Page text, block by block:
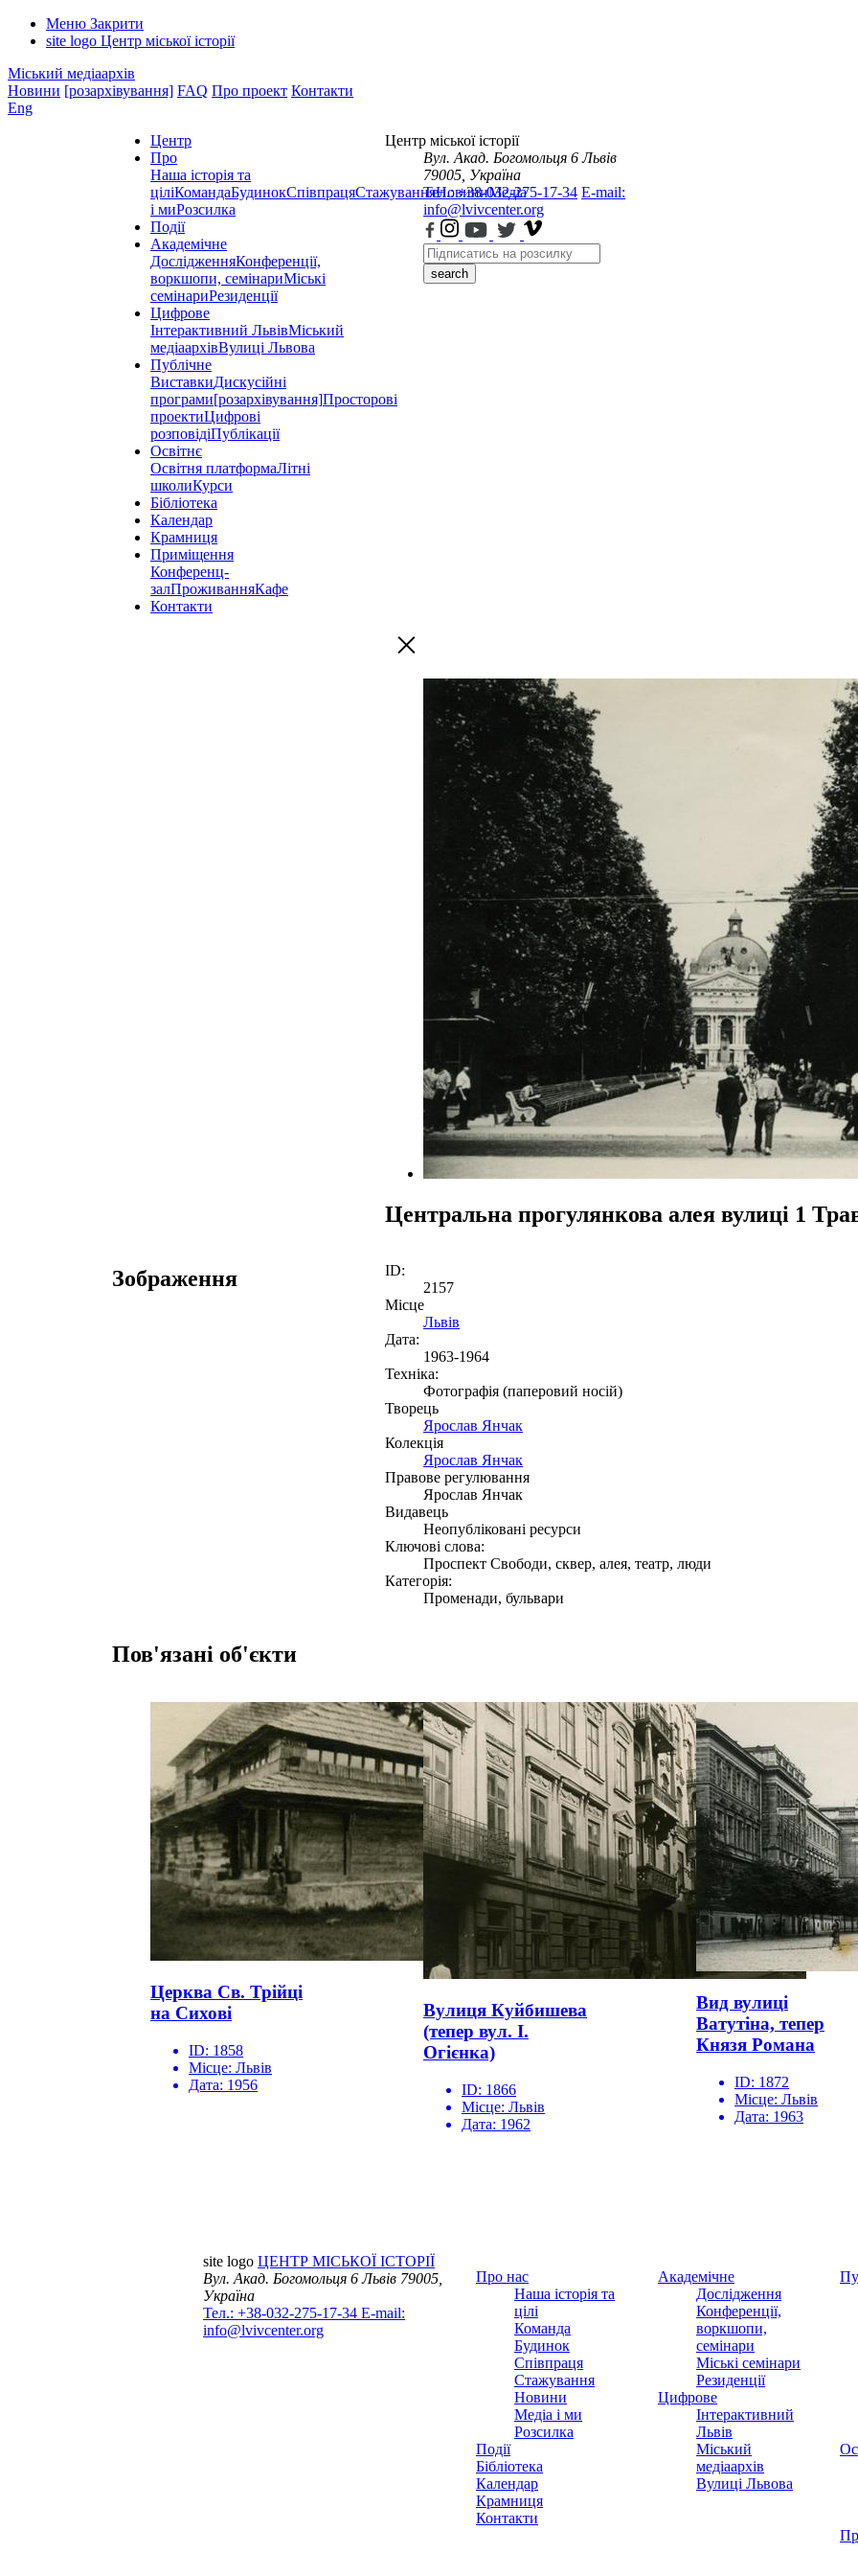
Меню Закрити
site logo Центр міської історії
Міський медіаархів
Новини [розархівування] FAQ Про проект Контакти
Eng
Центр
Про
Наша історія та
ціліКомандаБудинокСпівпрацяСтажуванняНовиниМедіа
і миРозсилка
Події
Академічне
ДослідженняКонференції,
воркшопи, семінариМіські
семінариРезиденції
Цифрове
Інтерактивний ЛьвівМіський
медіаархівВулиці Львова
Публічне
ВиставкиДискусійні
програми[розархівування]Просторові
проектиЦифрові
розповідіПублікації
Освітнє
Освітня платформаЛітні
школиКурси
Бібліотека
Календар
Крамниця
Приміщення
Конференц-
залПроживанняКафе
Контакти
Центр міської історії
Вул. Акад. Богомольця 6 Львів
79005, Україна
Тел.: +38-032-275-17-34 E-mail:
info@lvivcenter.org
search
Центральна прогулянкова алея вулиці 1
Зображення
ID:
2157
Місце
Львів
Дата:
1963-1964
Техніка:
Фотографія (паперовий носій)
Творець
Ярослав Янчак
Колекція
Ярослав Янчак
Правове регулювання
Ярослав Янчак
Видавець
Неопубліковані ресурси
Ключові слова:
Проспект Свободи, сквер, алея, театр, люди
Категорія:
Променади, бульвари
Пов'язані об'єкти
Церква Св. Трійці
на Сихові
ID: 1858
Місце: Львів
Дата: 1956
Вулиця Куйбишева
(тепер вул. І.
Огієнка)
ID: 1866
Місце: Львів
Дата: 1962
Вид вулиці
Ватутіна, тепер
Князя Романа
ID: 1872
Місце: Львів
Дата: 1963
site logo ЦЕНТР МІСЬКОЇ ІСТОРІЇ
Вул. Акад. Богомольця 6Львів 79005,
Україна
Тел.: +38-032-275-17-34 E-mail:
info@lvivcenter.org
Про нас
Наша історія та
цілі
Команда
Будинок
Співпраця
Стажування
Новини
Медіа і ми
Розсилка
Події
Бібліотека
Календар
Крамниця
Контакти
Академічне
Дослідження
Конференції,
воркшопи,
семінари
Міські семінари
Резиденції
Цифрове
Інтерактивний
Львів
Міський
медіаархів
Вулиці Львова